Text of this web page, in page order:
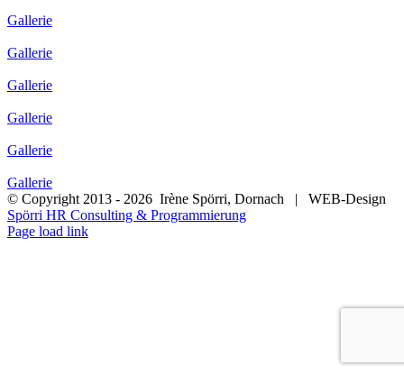
Gallerie
Gallerie
Gallerie
Gallerie
Gallerie
Gallerie
© Copyright 2013 - 2026 Irène Spörri, Dornach | WEB-Design
Spörri HR Consulting & Programmierung
Facebook
Page load link